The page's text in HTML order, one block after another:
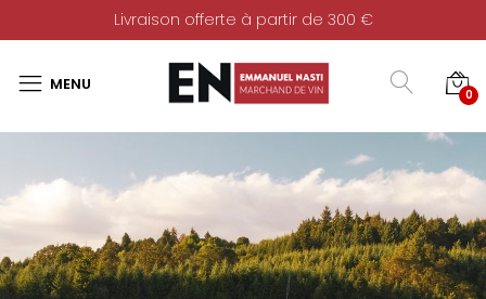
Livraison offerte à partir de 300 €
0